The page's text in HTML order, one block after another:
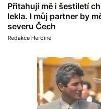
Přitahují mě i šestiletí
lekla. I můj partner by
severu Čech
Redakce Heroine